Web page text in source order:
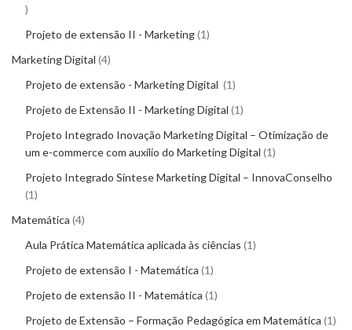
Projeto de extensão II - Marketing 1
Marketing Digital 4
Projeto de extensão - Marketing Digital
1
Projeto de Extensão II - Marketing Digital 1
Projeto Integrado Inovação Marketing Digital – Otimização de
um e-commerce com auxílio do Marketing Digital 1
Projeto Integrado Síntese Marketing Digital – InnovaConselho
1
Matemática 4
Aula Prática Matemática aplicada às ciências 1
Projeto de extensão I - Matemática 1
Projeto de extensão II - Matemática 1
Projeto de Extensão – Formação Pedagógica em Matemática 1